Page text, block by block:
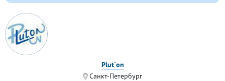
Plut`on
Санкт-Петербург